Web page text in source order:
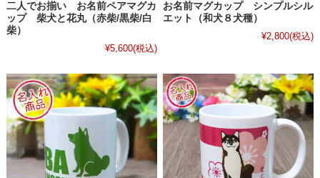
二人でお揃い お名前ペアマグカ
ップ 柴犬と花丸（赤柴/黒柴/白
柴）
¥5,600(税込)
お名前マグカップ シンプルシル
エット（和犬８犬種）
¥2,800(税込)